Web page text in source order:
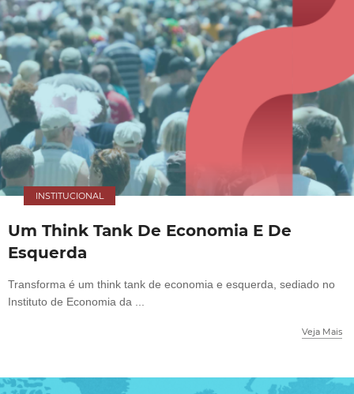
INSTITUCIONAL
Um Think Tank De Economia E De
Esquerda
Transforma é um think tank de economia e esquerda, sediado no
Instituto de Economia da ...
Veja Mais